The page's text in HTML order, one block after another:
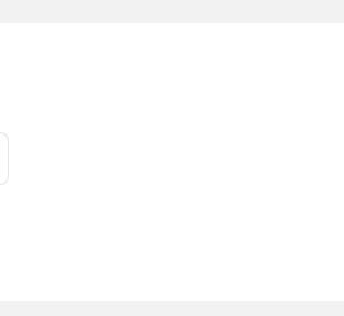
salvajes, avestruces, ciervos,
una sensación constante de conexión